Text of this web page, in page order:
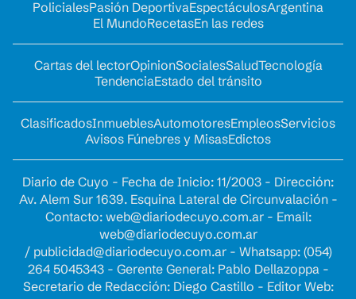
PolicialesPasión DeportivaEspectáculosArgentina
El MundoRecetasEn las redes
Cartas del lectorOpinionSocialesSaludTecnología
TendenciaEstado del tránsito
ClasificadosInmueblesAutomotoresEmpleosServicios
Avisos Fúnebres y MisasEdictos
Diario de Cuyo - Fecha de Inicio: 11/2003 - Dirección:
Av. Alem Sur 1639. Esquina Lateral de Circunvalación -
Contacto: web@diariodecuyo.com.ar- Email:
web@diariodecuyo.com.ar
/ publicidad@diariodecuyo.com.ar- Whatsapp: (054)
264 5045343 - Gerente General: Pablo Dellazoppa -
Secretario de Redacción: Diego Castillo - Editor Web: